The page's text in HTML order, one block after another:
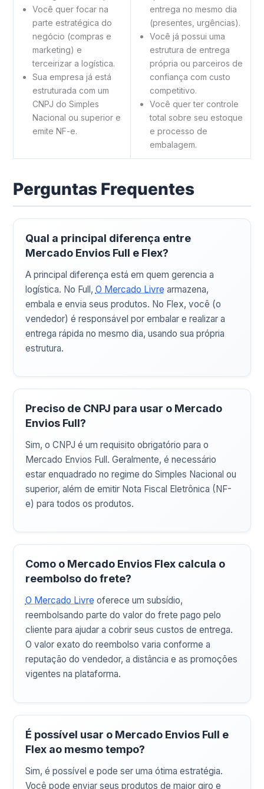
Você quer focar na
parte estratégica do
negócio (compras e
marketing) e
terceirizar a logística.
Sua empresa já está
estruturada com um
CNPJ do Simples
Nacional ou superior e
emite NF-e.
entrega no mesmo dia
(presentes, urgências).
Você já possui uma
estrutura de entrega
própria ou parceiros de
confiança com custo
competitivo.
Você quer ter controle
total sobre seu estoque
e processo de
embalagem.
Perguntas Frequentes
Qual a principal diferença entre
Mercado Envios Full e Flex?
A principal diferença está em quem gerencia a
logística. No Full, O Mercado Livre armazena,
embala e envia seus produtos. No Flex, você (o
vendedor) é responsável por embalar e realizar a
entrega rápida no mesmo dia, usando sua própria
estrutura.
Preciso de CNPJ para usar o Mercado
Envios Full?
Sim, o CNPJ é um requisito obrigatório para o
Mercado Envios Full. Geralmente, é necessário
estar enquadrado no regime do Simples Nacional ou
superior, além de emitir Nota Fiscal Eletrônica (NF-
e) para todos os produtos.
Como o Mercado Envios Flex calcula o
reembolso do frete?
O Mercado Livre oferece um subsídio,
reembolsando parte do valor do frete pago pelo
cliente para ajudar a cobrir seus custos de entrega.
O valor exato do reembolso varia conforme a
reputação do vendedor, a distância e as promoções
vigentes na plataforma.
É possível usar o Mercado Envios Full e
Flex ao mesmo tempo?
Sim, é possível e pode ser uma ótima estratégia.
Você pode enviar seus produtos de maior giro e